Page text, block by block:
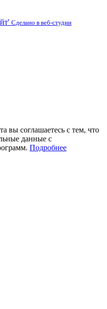
Сделано в веб-студии
вы соглашаетесь с тем, что
данные с
Подробнее